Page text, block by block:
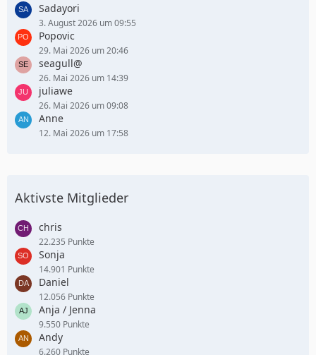
Sadayori
3. August 2026 um 09:55
Popovic
29. Mai 2026 um 20:46
seagull@
26. Mai 2026 um 14:39
juliawe
26. Mai 2026 um 09:08
Anne
12. Mai 2026 um 17:58
Aktivste Mitglieder
chris
22.235 Punkte
Sonja
14.901 Punkte
Daniel
12.056 Punkte
Anja / Jenna
9.550 Punkte
Andy
6.260 Punkte